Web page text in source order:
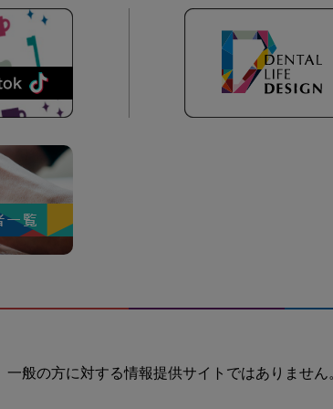
般の方に対する情報提供サイトではありません